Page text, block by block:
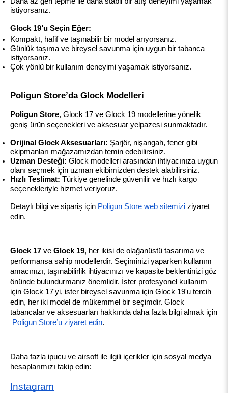
istiyorsanız.
Glock 19’u Seçin Eğer:
Kompakt, hafif ve taşınabilir bir model arıyorsanız.
Günlük taşıma ve bireysel savunma için uygun bir tabanca
istiyorsanız.
Çok yönlü bir kullanım deneyimi yaşamak istiyorsanız.
Poligun Store’da Glock Modelleri
Poligun Store, Glock 17 ve Glock 19 modellerine yönelik
geniş ürün seçenekleri ve aksesuar yelpazesi sunmaktadır.
Orijinal Glock Aksesuarları: Şarjör, nişangah, fener gibi
ekipmanları mağazamızdan temin edebilirsiniz.
Uzman Desteği: Glock modelleri arasından ihtiyacınıza uygun
olanı seçmek için uzman ekibimizden destek alabilirsiniz.
Hızlı Teslimat: Türkiye genelinde güvenilir ve hızlı kargo
seçenekleriyle hizmet veriyoruz.
Detaylı bilgi ve sipariş için Poligun Store web sitemizi ziyaret
edin.
Glock 17 ve Glock 19, her ikisi de olağanüstü tasarıma ve
performansa sahip modellerdir. Seçiminizi yaparken kullanım
amacınızı, taşınabilirlik ihtiyacınızı ve kapasite beklentinizi göz
önünde bulundurmanız önemlidir. İster profesyonel kullanım
için Glock 17'yi, ister bireysel savunma için Glock 19'u tercih
edin, her iki model de mükemmel bir seçimdir. Glock
tabancalar ve aksesuarları hakkında daha fazla bilgi almak için
Poligun Store’u ziyaret edin.
Daha fazla ipucu ve airsoft ile ilgili içerikler için sosyal medya
hesaplarımızı takip edin:
Instagram